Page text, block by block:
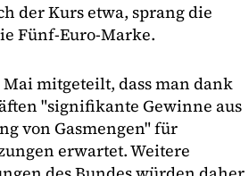
der Kurs etwa, sprang die
Fünf-Euro-Marke.
mitgeteilt, dass man dank
"signifikante Gewinne aus
von Gasmengen" für
erwartet. Weitere